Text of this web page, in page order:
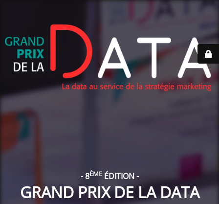
- 8ÈMEÉDITION -
GRAND PRIX DE LA DATA